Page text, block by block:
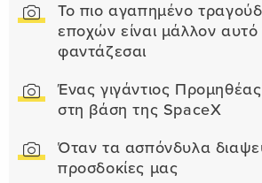
Το πιο αγαπημένο
εποχών είναι μάλλον
φαντάζεσαι
Ένας γιγάντιος
στη βάση της SpaceX
Όταν τα ασπόνδυλα
προσδοκίες μας